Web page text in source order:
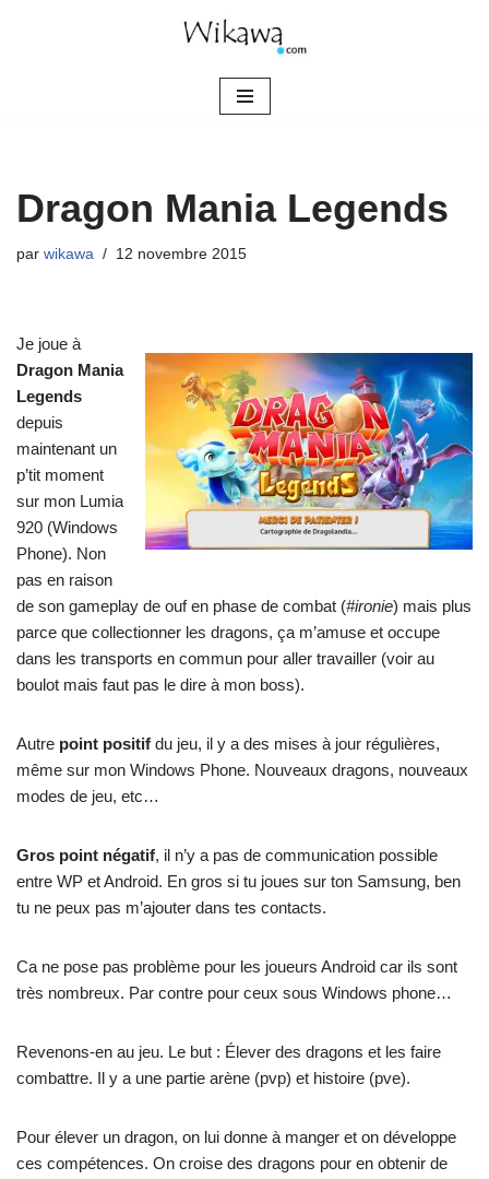
Dragon Mania Legends
par wikawa 12 novembre 2015
Je joue à
Dragon Mania
Legends
depuis
maintenant un
p’tit moment
sur mon Lumia
920 (Windows
Phone). Non
pas en raison
de son gameplay de ouf en phase de combat (#ironie) mais plus
parce que collectionner les dragons, ça m’amuse et occupe
dans les transports en commun pour aller travailler (voir au
boulot mais faut pas le dire à mon boss).
Autre point positif du jeu, il y a des mises à jour régulières,
même sur mon Windows Phone. Nouveaux dragons, nouveaux
modes de jeu, etc…
Gros point négatif, il n’y a pas de communication possible
entre WP et Android. En gros si tu joues sur ton Samsung, ben
tu ne peux pas m’ajouter dans tes contacts.
Ca ne pose pas problème pour les joueurs Android car ils sont
très nombreux. Par contre pour ceux sous Windows phone…
Revenons-en au jeu. Le but : Élever des dragons et les faire
combattre. Il y a une partie arène (pvp) et histoire (pve).
Pour élever un dragon, on lui donne à manger et on développe
ces compétences. On croise des dragons pour en obtenir de